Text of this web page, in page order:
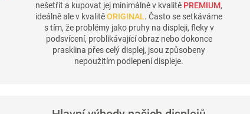
nešetřit a kupovat jej minimálně v kvalitě PREMIUM,
ideálně ale v kvalitěORIGINAL. Často se setkáváme
s tím, že problémy jako pruhy na displeji, fleky v
podsvícení, problikávající obraz nebo dokonce
prasklina přes celý displej, jsou způsobeny
nepoužitím podlepení displeje.